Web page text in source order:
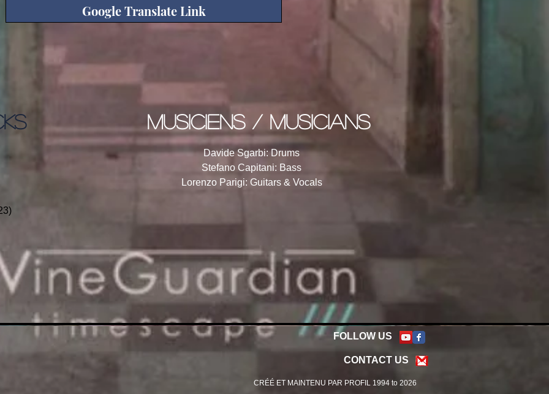
Google Translate Link
musiciens / musicians
Davide Sgarbi: Drums
Stefano Capitani: Bass
Lorenzo Parigi: Guitars & Vocals
FOLLOW US
CONTACT US
CRÉÉ ET MAINTENU PAR PROFIL 1994 to 2026